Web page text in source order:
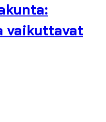
vaikuttavat